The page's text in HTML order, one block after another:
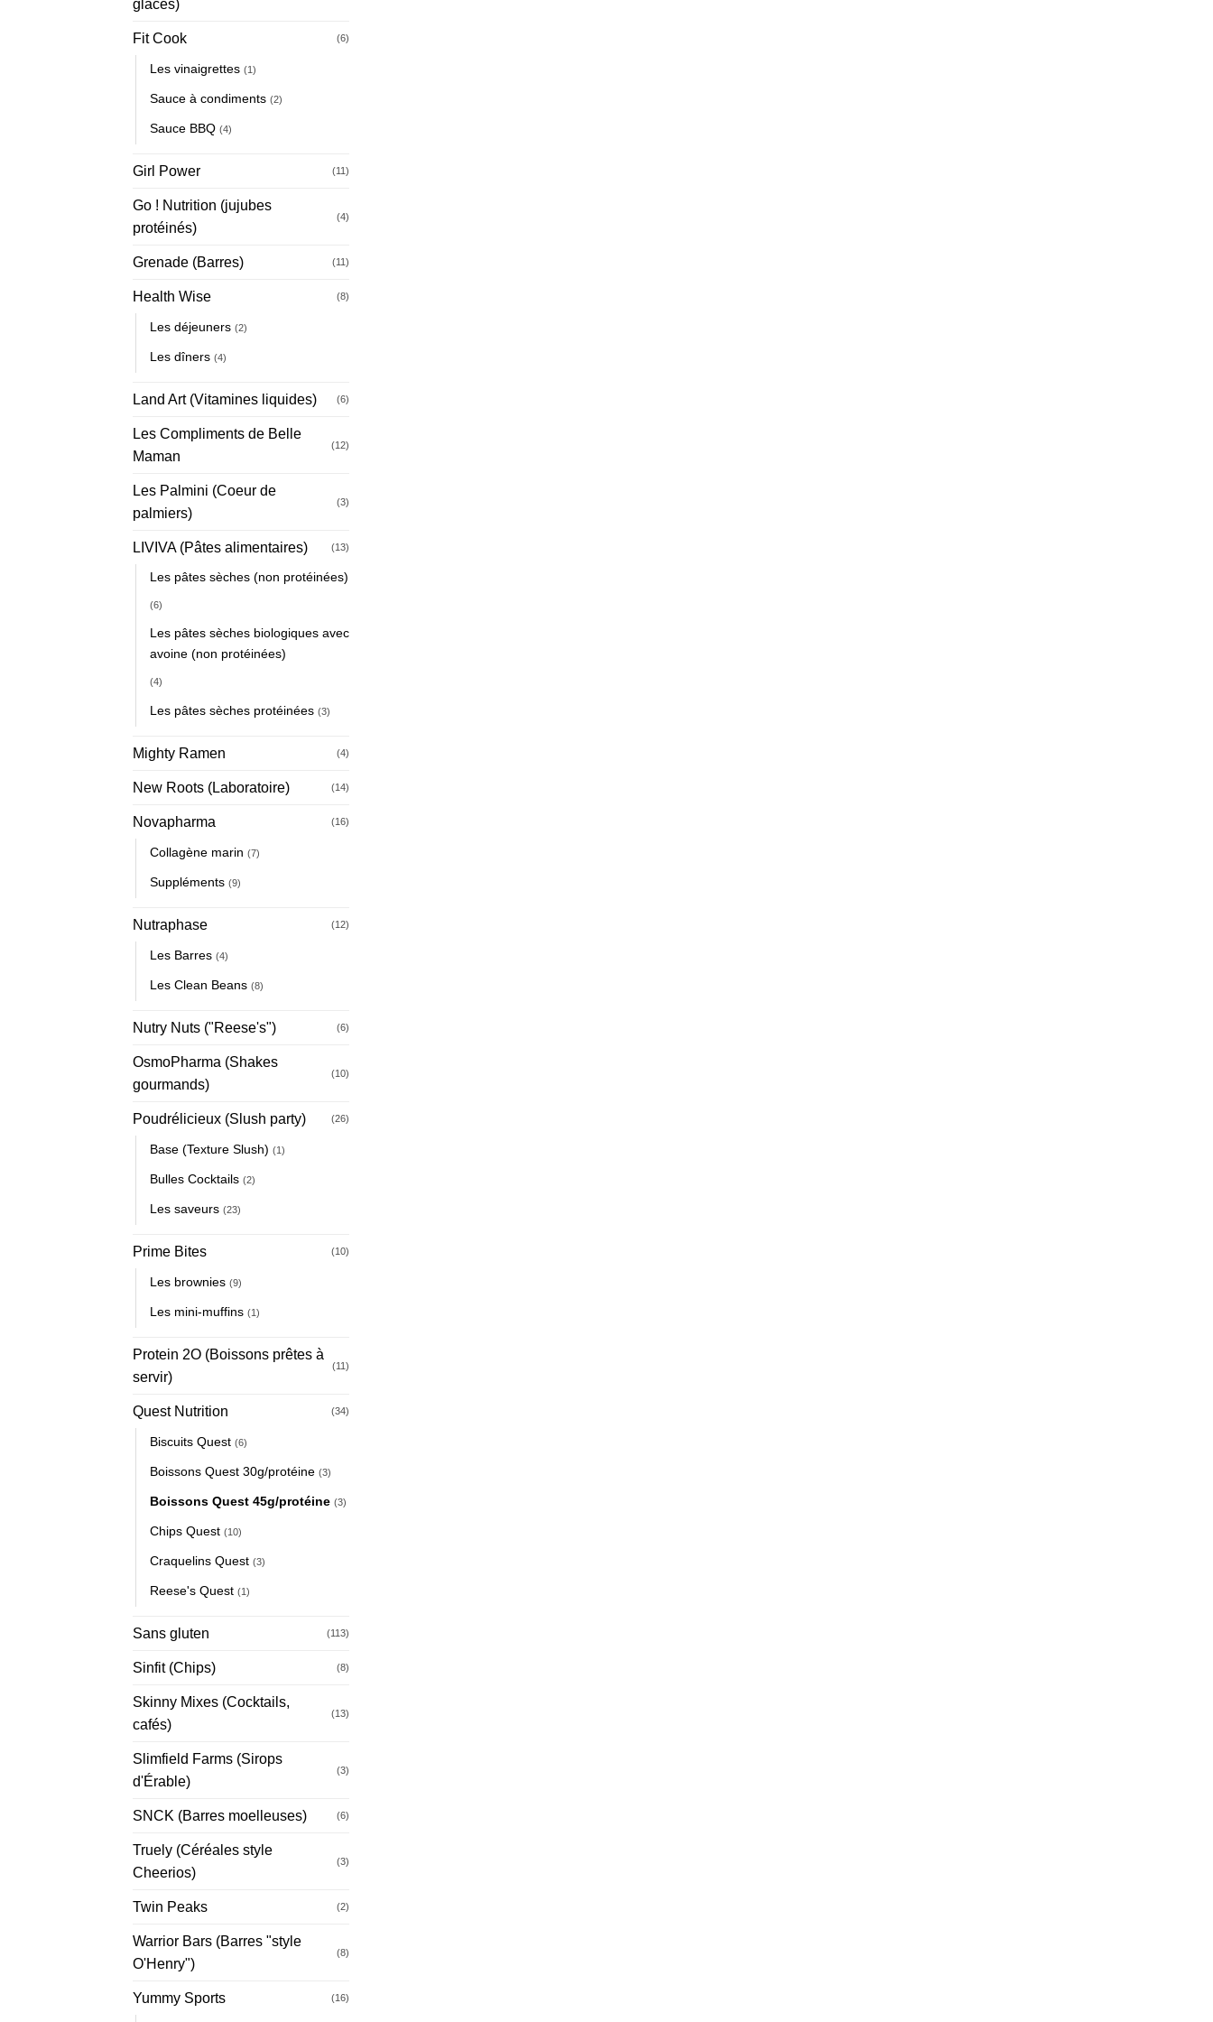
glacés)
Fit Cook (6)
Les vinaigrettes (1)
Sauce à condiments (2)
Sauce BBQ (4)
Girl Power (11)
Go ! Nutrition (jujubes
protéinés)
(4)
Grenade (Barres) (11)
Health Wise (8)
Les déjeuners (2)
Les dîners (4)
Land Art (Vitamines liquides) (6)
Les Compliments de Belle
Maman
(12)
Les Palmini (Coeur de
palmiers)
(3)
LIVIVA (Pâtes alimentaires) (13)
Les pâtes sèches (non protéinées)
(6)
Les pâtes sèches biologiques avec
avoine (non protéinées)
(4)
Les pâtes sèches protéinées (3)
Mighty Ramen (4)
New Roots (Laboratoire) (14)
Novapharma (16)
Collagène marin (7)
Suppléments (9)
Nutraphase (12)
Les Barres (4)
Les Clean Beans (8)
Nutry Nuts ("Reese's") (6)
OsmoPharma (Shakes
gourmands)
(10)
Poudrélicieux (Slush party) (26)
Base (Texture Slush) (1)
Bulles Cocktails (2)
Les saveurs (23)
Prime Bites (10)
Les brownies (9)
Les mini-muffins (1)
Protein 2O (Boissons prêtes à
servir)
(11)
Quest Nutrition (34)
Biscuits Quest (6)
Boissons Quest 30g/protéine (3)
Boissons Quest 45g/protéine (3)
Chips Quest (10)
Craquelins Quest (3)
Reese's Quest (1)
Sans gluten (113)
Sinfit (Chips) (8)
Skinny Mixes (Cocktails,
cafés)
(13)
Slimfield Farms (Sirops
d'Érable)
(3)
SNCK (Barres moelleuses) (6)
Truely (Céréales style
Cheerios)
(3)
Twin Peaks (2)
Warrior Bars (Barres "style
O'Henry")
(8)
Yummy Sports (16)